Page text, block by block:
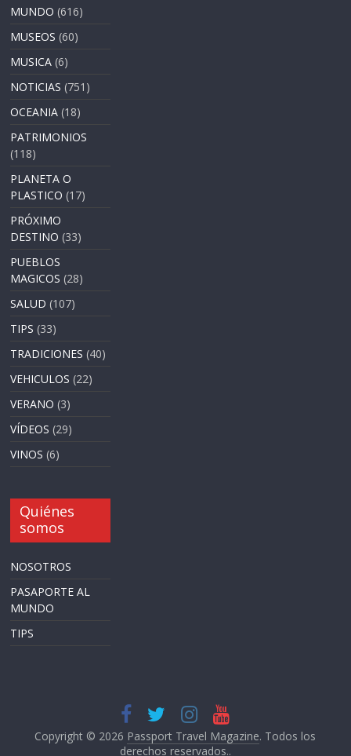
MUNDO (616)
MUSEOS (60)
MUSICA (6)
NOTICIAS (751)
OCEANIA (18)
PATRIMONIOS
(118)
PLANETA O
PLASTICO (17)
PRÓXIMO
DESTINO (33)
PUEBLOS
MAGICOS (28)
SALUD (107)
TIPS (33)
TRADICIONES (40)
VEHICULOS (22)
VERANO (3)
VÍDEOS (29)
VINOS (6)
Quiénes
somos
NOSOTROS
PASAPORTE AL
MUNDO
TIPS
Copyright © 2026 Passport Travel Magazine. Todos los
derechos reservados..